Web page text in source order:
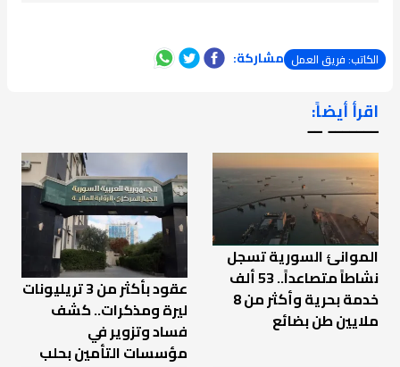
الكاتب: فريق العمل مشاركة:
اقرأ أيضاً:
ـــــــ ــ
الموانئ السورية تسجل
نشاطاً متصاعداً.. 53 ألف
خدمة بحرية وأكثر من 8
ملايين طن بضائع
عقود بأكثر من 3 تريليونات
ليرة ومذكرات.. كشف
فساد وتزوير في
مؤسسات التأمين بحلب